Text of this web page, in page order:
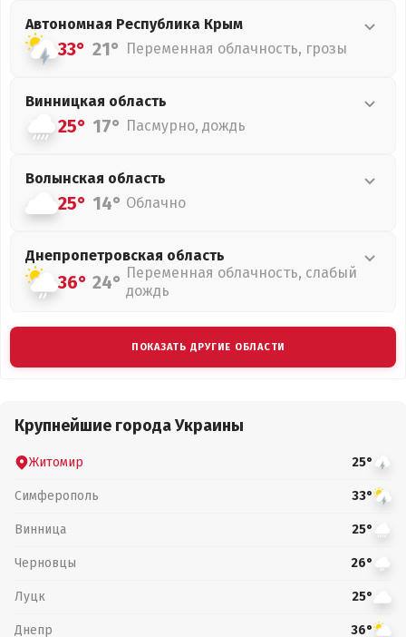
Автономная Республика Крым
33° 21° Переменная облачность, грозы
Винницкая область
25° 17° Пасмурно, дождь
Волынская область
25° 14° Облачно
Днепропетровская область
36° 24° Переменная облачность, слабый
дождь
ПОКАЗАТЬ ДРУГИЕ ОБЛАСТИ
Крупнейшие города Украины
Житомир 25°
Симферополь 33°
Винница 25°
Черновцы 26°
Луцк 25°
Днепр 36°